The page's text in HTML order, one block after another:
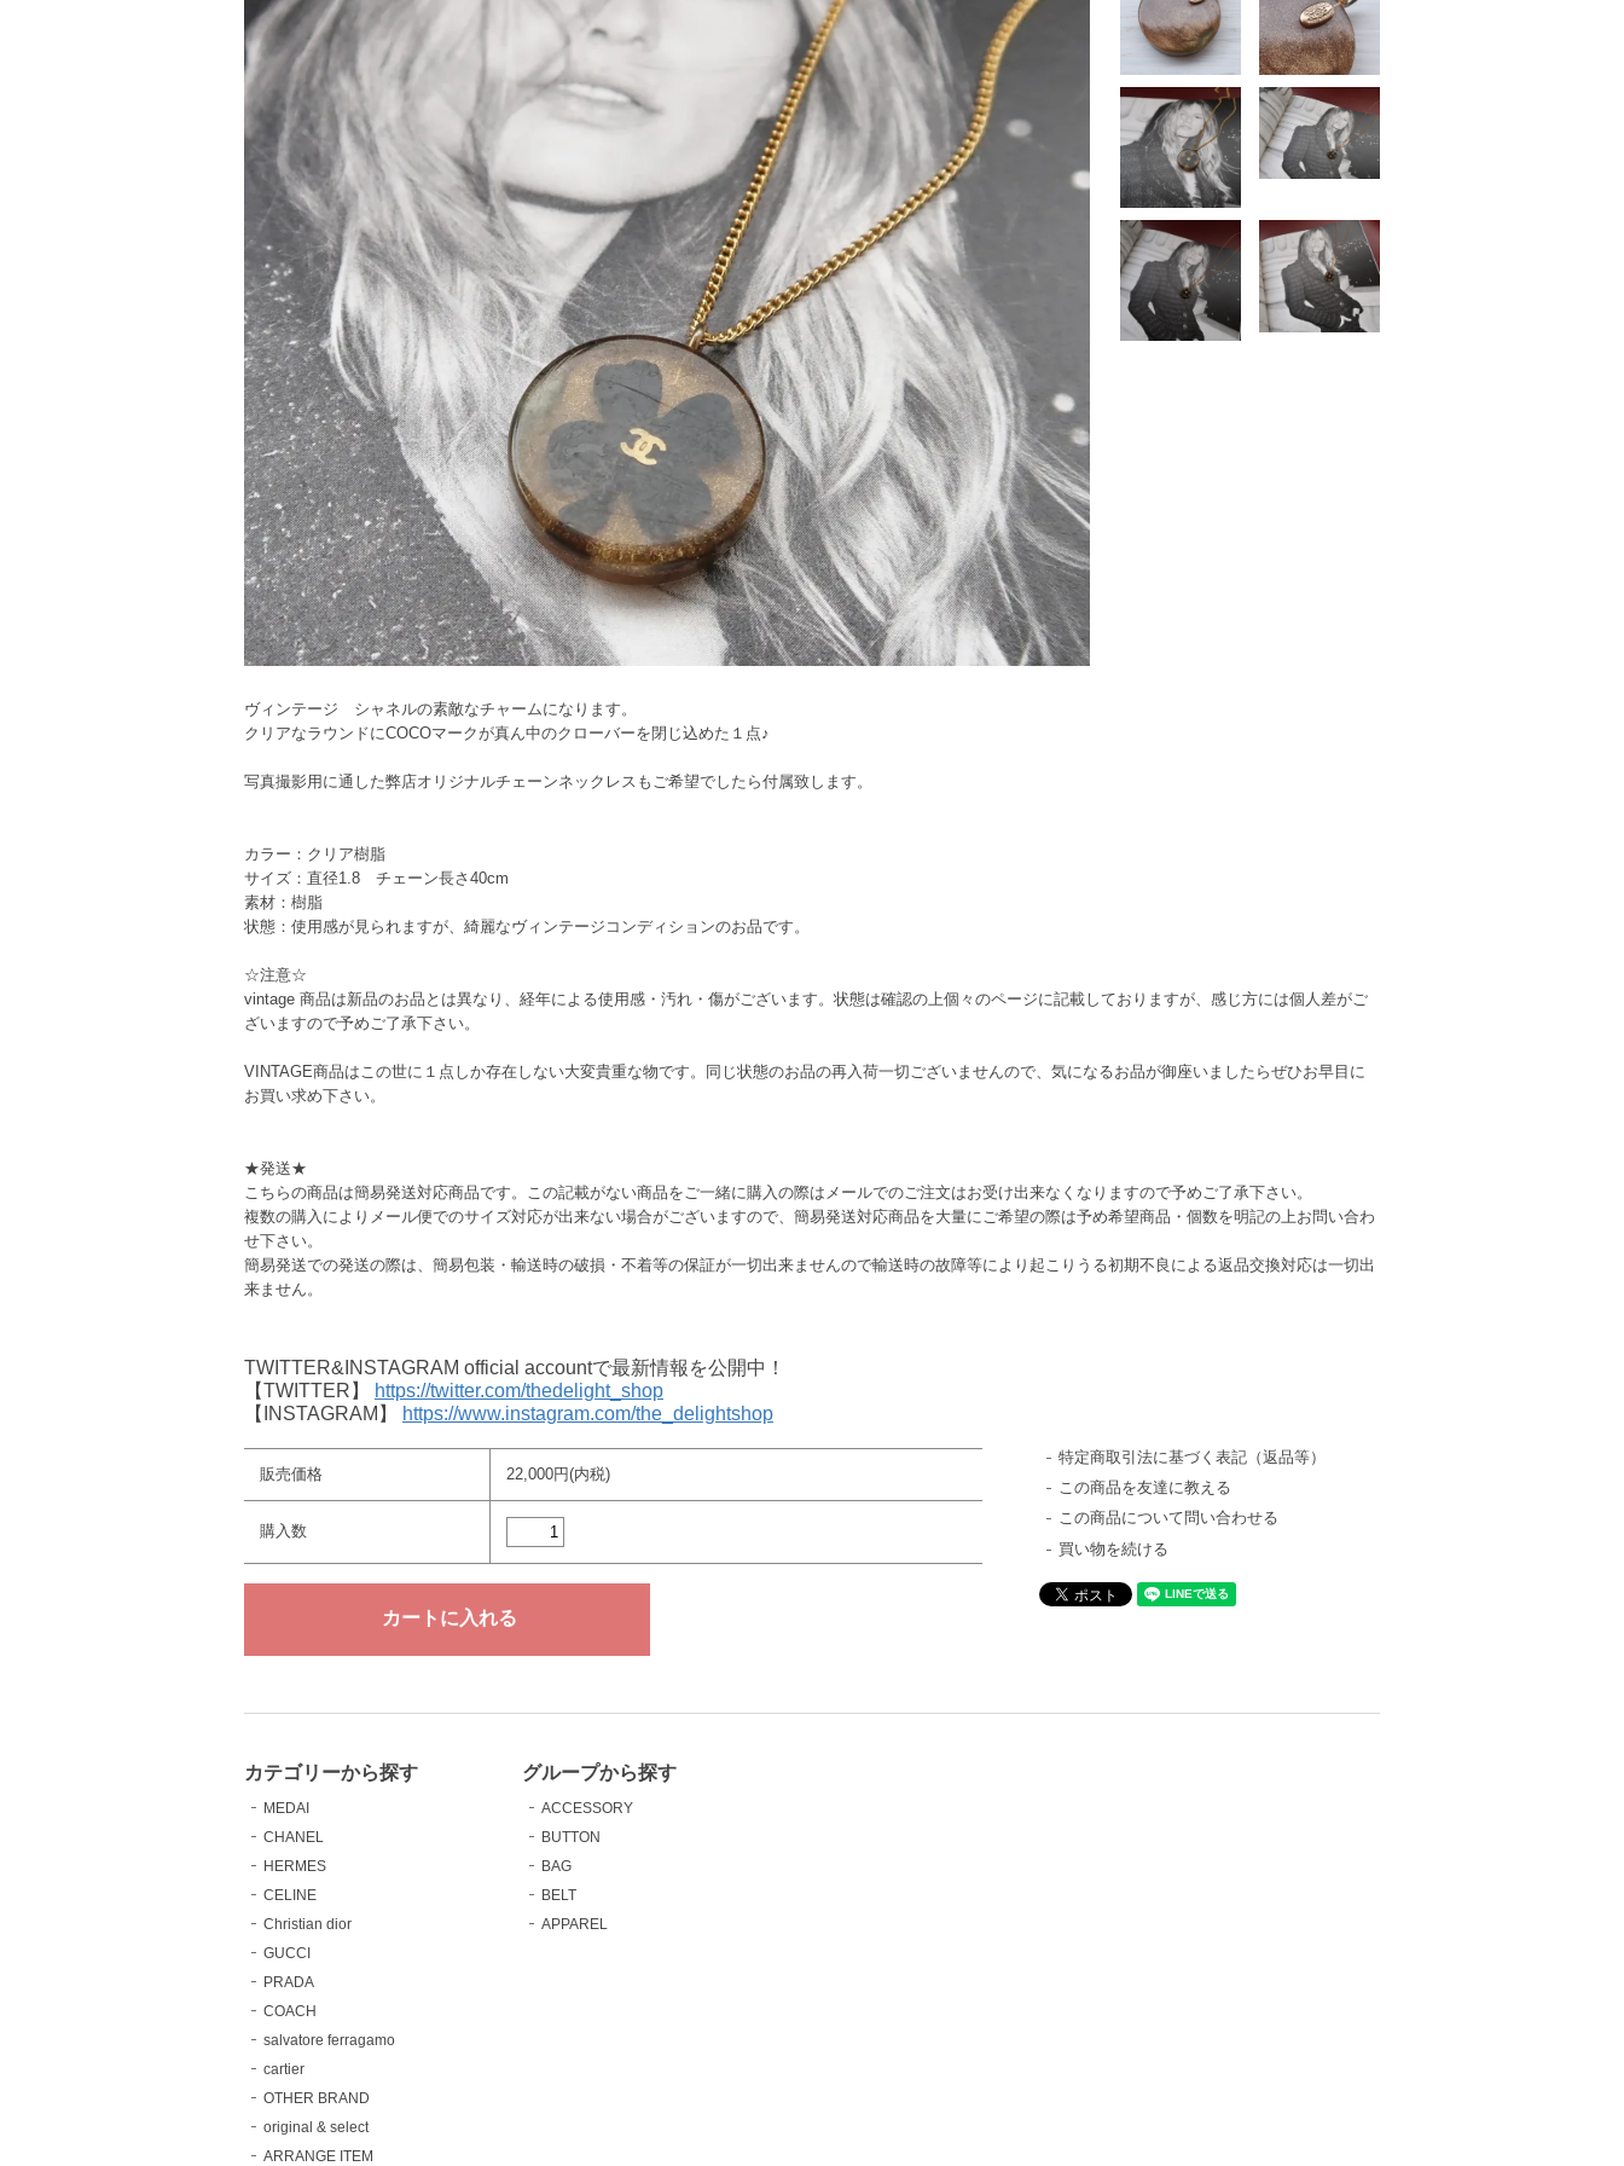
ヴィンテージ シャネルの素敵なチャームになります。
クリアなラウンドにCOCOマークが真ん中のクローバーを閉じ込めた１点♪
写真撮影用に通した弊店オリジナルチェーンネックレスもご希望でしたら付属致します。
カラー：クリア樹脂
サイズ：直径1.8 チェーン長さ40cm
素材：樹脂
状態：使用感が見られますが、綺麗なヴィンテージコンディションのお品です。
☆注意☆
vintage 商品は新品のお品とは異なり、経年による使用感・汚れ・傷がございます。状態は確認の上個々のページに記載しておりますが、感じ方には個人差がご
ざいますので予めご了承下さい。
VINTAGE商品はこの世に１点しか存在しない大変貴重な物です。同じ状態のお品の再入荷一切ございませんので、気になるお品が御座いましたらぜひお早目に
お買い求め下さい。
★発送★
こちらの商品は簡易発送対応商品です。この記載がない商品をご一緒に購入の際はメールでのご注文はお受け出来なくなりますので予めご了承下さい。
複数の購入によりメール便でのサイズ対応が出来ない場合がございますので、簡易発送対応商品を大量にご希望の際は予め希望商品・個数を明記の上お問い合わ
せ下さい。
簡易発送での発送の際は、簡易包装・輸送時の破損・不着等の保証が一切出来ませんので輸送時の故障等により起こりうる初期不良による返品交換対応は一切出
来ません。
TWITTER&INSTAGRAM official accountで最新情報を公開中！
【TWITTER】
https://twitter.com/thedelight_shop
【INSTAGRAM】
https://www.instagram.com/the_delightshop
販売価格 22,000円(内税)
購入数
特定商取引法に基づく表記（返品等）
この商品を友達に教える
この商品について問い合わせる
買い物を続ける
カテゴリーから探す
MEDAI
CHANEL
HERMES
CELINE
Christian dior
GUCCI
PRADA
COACH
salvatore ferragamo
cartier
OTHER BRAND
original & select
ARRANGE ITEM
グループから探す
ACCESSORY
BUTTON
BAG
BELT
APPAREL